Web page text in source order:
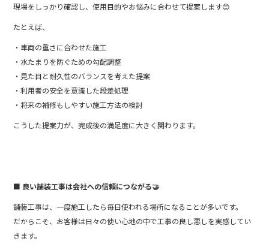
現場をしっかり確認し、使用目的やお悩みに合わせて提案します😊
たとえば、
・車両の重さに合わせた施工
・水たまりを防ぐための勾配調整
・見た目と耐久性のバランスを考えた提案
・利用者の安全を意識した段差処理
・将来の補修もしやすい施工方法の検討
こうした提案力が、完成後の満足度に大きく関わります。
■ 良い舗装工事は会社への信頼につながる🤝
舗装工事は、一度施工したら毎日使われる場所になることが多いです。
だからこそ、お客様は日々の使い心地の中で工事の良し悪しを実感してい
きます。